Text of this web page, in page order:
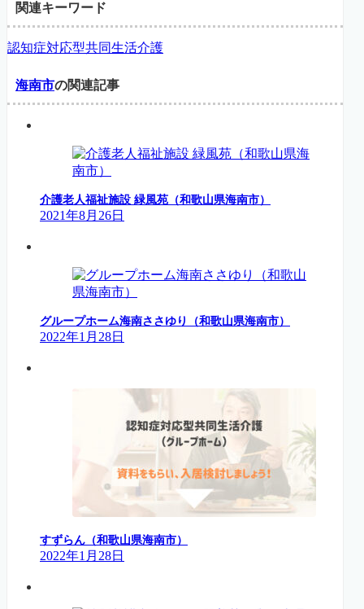
関連キーワード
認知症対応型共同生活介護
海南市の関連記事
介護老人福祉施設 緑風苑（和歌山県海南市）
2021年8月26日
グループホーム海南ささゆり（和歌山県海南市）
2022年1月28日
すずらん（和歌山県海南市）
2022年1月28日